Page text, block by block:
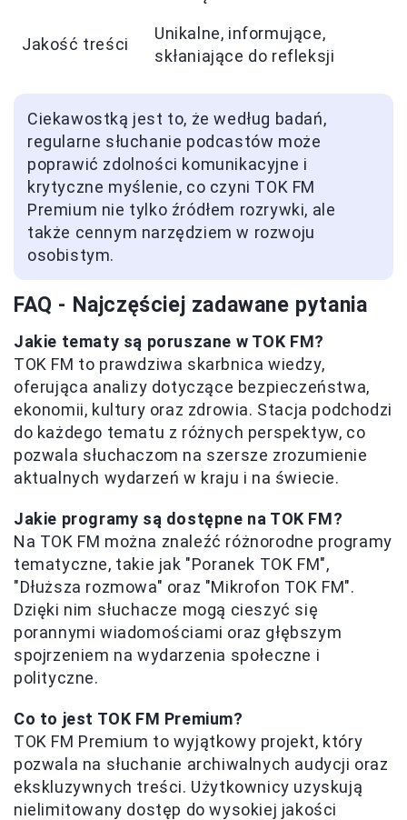
Jakość treści
Unikalne, informujące,
skłaniające do refleksji
Ciekawostką jest to, że według badań,
regularne słuchanie podcastów może
poprawić zdolności komunikacyjne i
krytyczne myślenie, co czyni TOK FM
Premium nie tylko źródłem rozrywki, ale
także cennym narzędziem w rozwoju
osobistym.
FAQ - Najczęściej zadawane pytania
Jakie tematy są poruszane w TOK FM?
TOK FM to prawdziwa skarbnica wiedzy,
oferująca analizy dotyczące bezpieczeństwa,
ekonomii, kultury oraz zdrowia. Stacja podchodzi
do każdego tematu z różnych perspektyw, co
pozwala słuchaczom na szersze zrozumienie
aktualnych wydarzeń w kraju i na świecie.
Jakie programy są dostępne na TOK FM?
Na TOK FM można znaleźć różnorodne programy
tematyczne, takie jak "Poranek TOK FM",
"Dłuższa rozmowa" oraz "Mikrofon TOK FM".
Dzięki nim słuchacze mogą cieszyć się
porannymi wiadomościami oraz głębszym
spojrzeniem na wydarzenia społeczne i
polityczne.
Co to jest TOK FM Premium?
TOK FM Premium to wyjątkowy projekt, który
pozwala na słuchanie archiwalnych audycji oraz
ekskluzywnych treści. Użytkownicy uzyskują
nielimitowany dostęp do wysokiej jakości